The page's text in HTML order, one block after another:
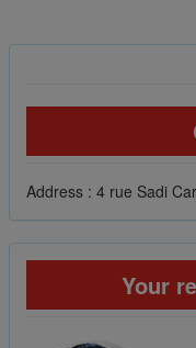
Address : 4 rue Sadi
Your